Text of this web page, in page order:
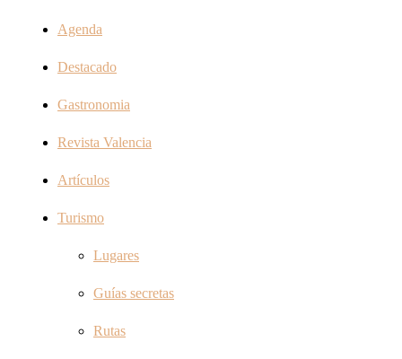
Agenda
Destacado
Gastronomia
Revista Valencia
Artículos
Turismo
Lugares
Guías secretas
Rutas